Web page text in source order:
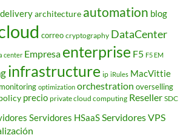
architecture automation blog
correo cryptography DataCenter
center Empresa enterprise F5 F5 EM
infrastructure ip iRules MacVittie
monitoring optimization orchestration overselling
precio private cloud computing Reseller SDC
Servidores HSaaSServidores VPS